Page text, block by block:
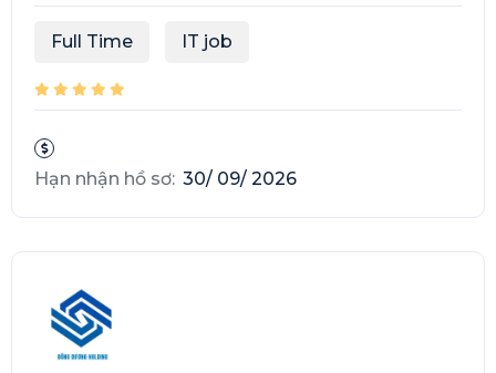
Full Time IT job
Hạn nhận hồ sơ: 30/ 09/ 2026